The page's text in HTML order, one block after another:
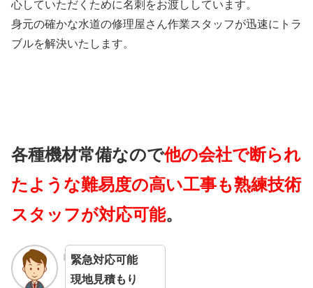
心していただくために名刺をお渡ししています。
身元の確かな水道の修理屋さん作業スタッフが迅速にトラ
ブルを解決いたします。
各種機材常備なので他の会社で断られ
たような難易度の高い工事も熟練技術
スタッフが対応可能。
緊急対応可能
現地見積もり